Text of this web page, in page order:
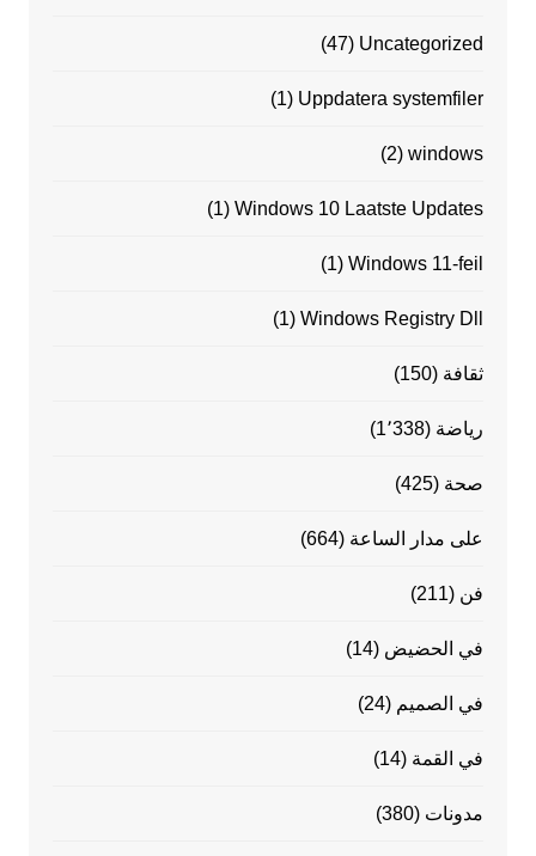
Uncategorized
(47)
Uppdatera systemfiler
(1)
windows
(2)
Windows 10 Laatste Updates
(1)
Windows 11-feil
(1)
Windows Registry Dll
(1)
ثقافة (150)
رياضة (1٬338)
صحة (425)
على مدار الساعة (664)
فن (211)
في الحضيض (14)
في الصميم (24)
في القمة (14)
مدونات (380)